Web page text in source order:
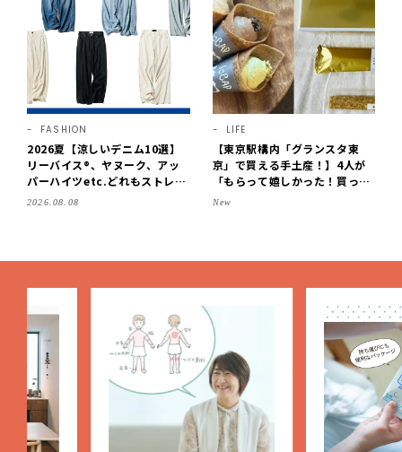
FASHION
2026夏【涼しいデニム10選】
リーバイス®、ヤヌーク、アッ
パーハイツetc.どれもストレス
フリーなはき心地！
2026.08.08
LIFE
【東京駅構内「グランスタ東
京」で買える手土産！】4人が
「もらって嬉しかった！買って
よかった」スイーツを拝見♪G
New